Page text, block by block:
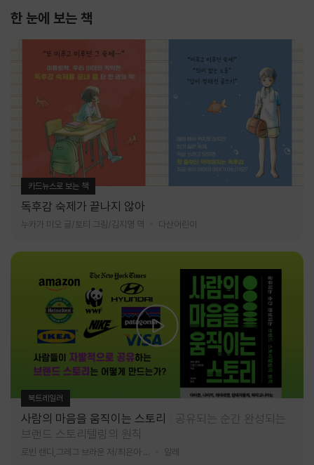
한 눈에 보는 책
카드뉴스로 보는 책
독후감 숙제가 끝나지 않아
누카가 미오 글/토티 그림/김지영 역 다산어린이
북트레일러
사람의 마음을 움직이는 스토리
공유되는 순간 완성되는
브랜드 스토리텔링의 원칙
알레